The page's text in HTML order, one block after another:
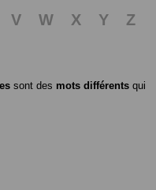
V W X Y
Z
sont des mots différents qui